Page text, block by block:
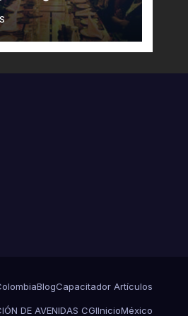
BlogCapacitador Artículos
DE AVENIDAS CGIInicioMéxico